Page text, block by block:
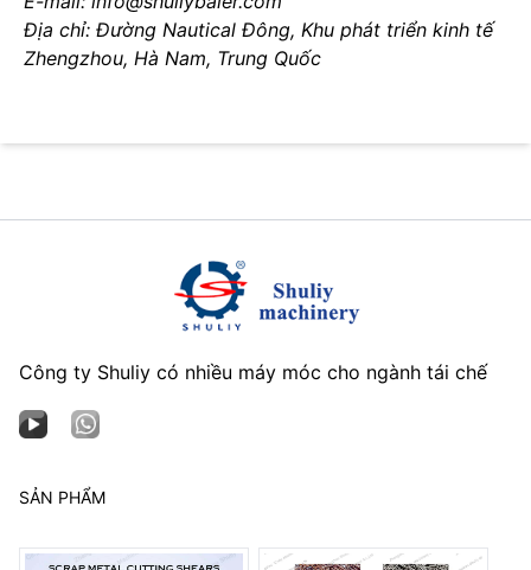
Địa chỉ: Đường Nautical Đông, Khu phát triển kinh tế
Zhengzhou, Hà Nam, Trung Quốc
Công ty Shuliy có nhiều máy móc cho ngành tái chế
SẢN PHẨM